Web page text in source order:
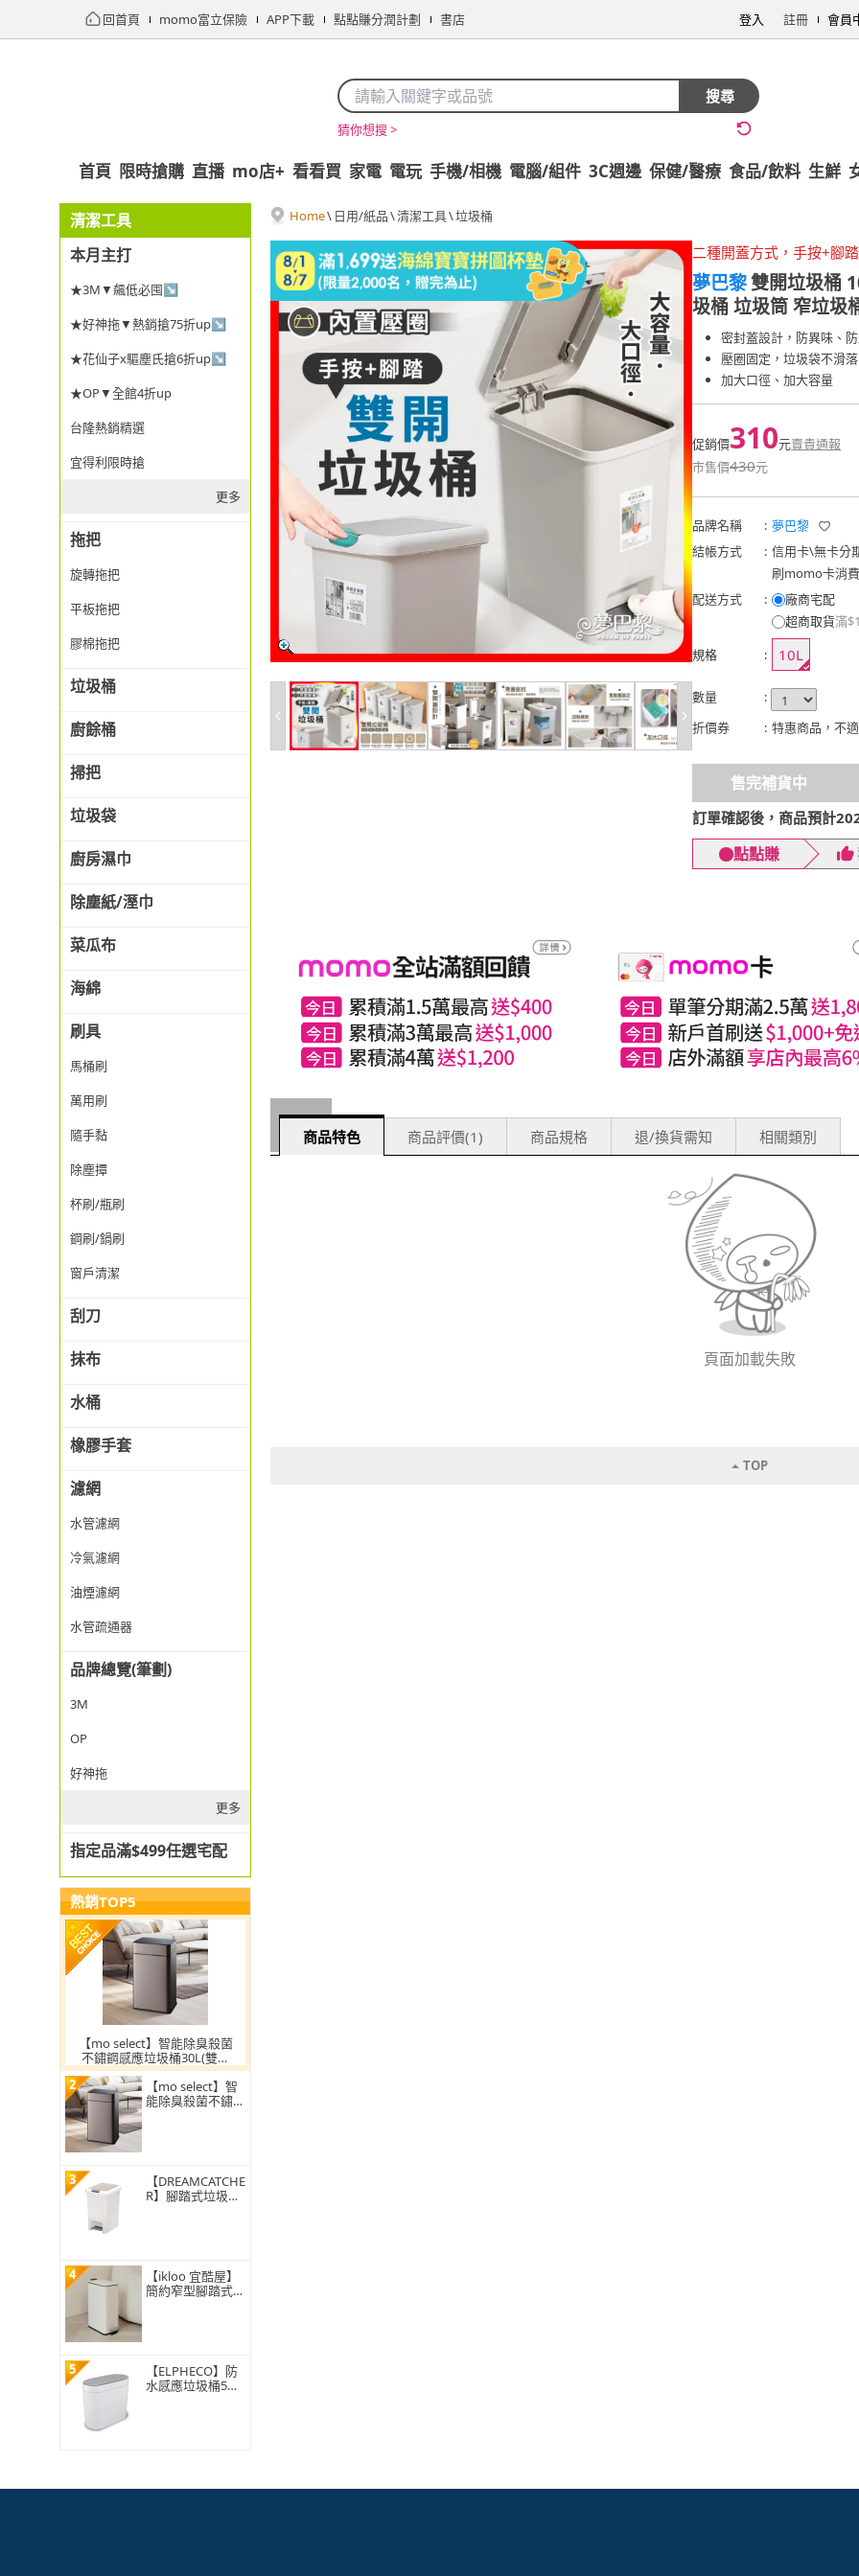
回首頁 momo富立保險 APP下載 點點賺分潤計劃 書店 登入 註冊 會員
搜尋
猜你想搜 >
首頁 限時搶購 直播 mo店+ 看看買 家電 電玩 手機/相機 電腦/組件 3C週邊 保健/醫療 食品/飲料 生鮮
清潔工具
本月主打
★3M▼飆低必囤↘
★好神拖▼熱銷搶75折up↘
★花仙子x驅塵氏搶6折up↘
★OP▼全館4折up
台隆熱銷精選
宜得利限時搶
更多
拖把
旋轉拖把
平板拖把
膠棉拖把
垃圾桶
廚餘桶
掃把
垃圾袋
廚房濕巾
除塵紙/溼巾
菜瓜布
海綿
刷具
馬桶刷
萬用刷
隨手黏
除塵撢
杯刷/瓶刷
鋼刷/鍋刷
窗戶清潔
刮刀
抹布
水桶
橡膠手套
濾網
水管濾網
冷氣濾網
油煙濾網
水管疏通器
品牌總覽(筆劃)
3M
OP
好神拖
更多
指定品滿$499任選宅配
熱銷TOP5
【mo select】智能除臭殺菌
不鏽鋼感應垃圾桶30L(雙開
蓋/大容量/附充電電池/mo選)
2
【mo select】智
能除臭殺菌不鏽鋼
3
【DREAMCATCHE
R】腳踏式垃圾桶
4
【ikloo 宜酷屋】
簡約窄型腳踏式垃
5
【ELPHECO】防
水感應垃圾桶5公
Home\ 日用/紙品\清潔工具\垃圾桶
二種開蓋方式，手按+腳
夢巴黎雙開垃圾桶
圾桶 垃圾筒 窄垃圾
密封蓋設計，防異味、
壓圈固定，垃圾袋不滑落
加大口徑、加大容量
促銷價310元賣貴通報
市售價430元
品牌名稱 : 夢巴黎
結帳方式
: 信用卡\無卡分
刷momo卡消
配送方式
:
廠商宅配
超商取貨滿
規格
: 10L
數量
:
折價券
: 特惠商品，不
售完補貨中
訂單確認後，商品預計
點點賺
商品特色 商品評價(1) 商品規格 退/換貨需知 相關類別
頁面加載失敗
TOP